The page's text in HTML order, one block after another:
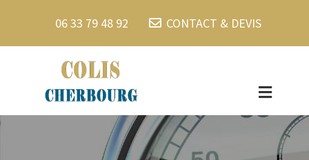
06 33 79 48 92 CONTACT & DEVIS